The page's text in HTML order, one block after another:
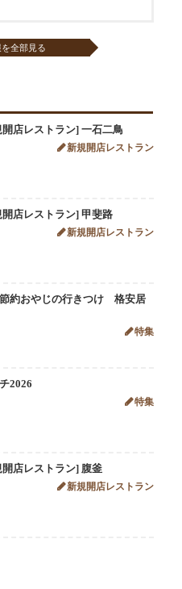
全部見る
店レストラン] 一石二鳥
新規開店レストラン
店レストラン] 甲斐路
新規開店レストラン
約おやじの行きつけ 格安居
特集
2026
特集
店レストラン] 腹釜
新規開店レストラン